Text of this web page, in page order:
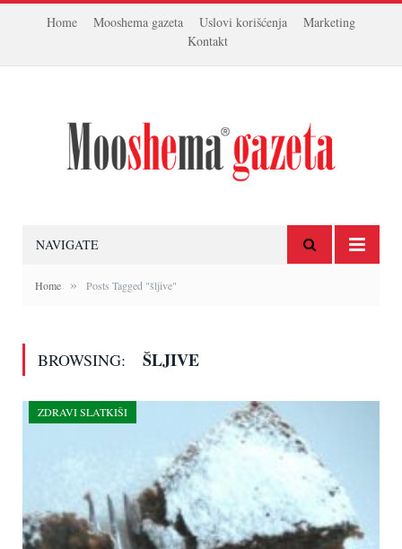
Home Mooshema gazeta Uslovi korišćenja
Marketing
Kontakt
NAVIGATE
Home » Posts Tagged "šljive"
BROWSING: ŠLJIVE
ZDRAVI SLATKIŠI